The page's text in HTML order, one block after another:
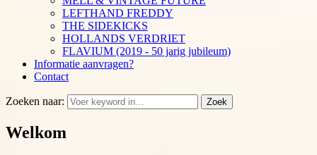
LEFTHAND FREDDY
THE SIDEKICKS
HOLLANDS VERDRIET
FLAVIUM (2019 - 50 jarig jubileum)
Informatie aanvragen?
Contact
Zoeken naar: Zoek
Welkom